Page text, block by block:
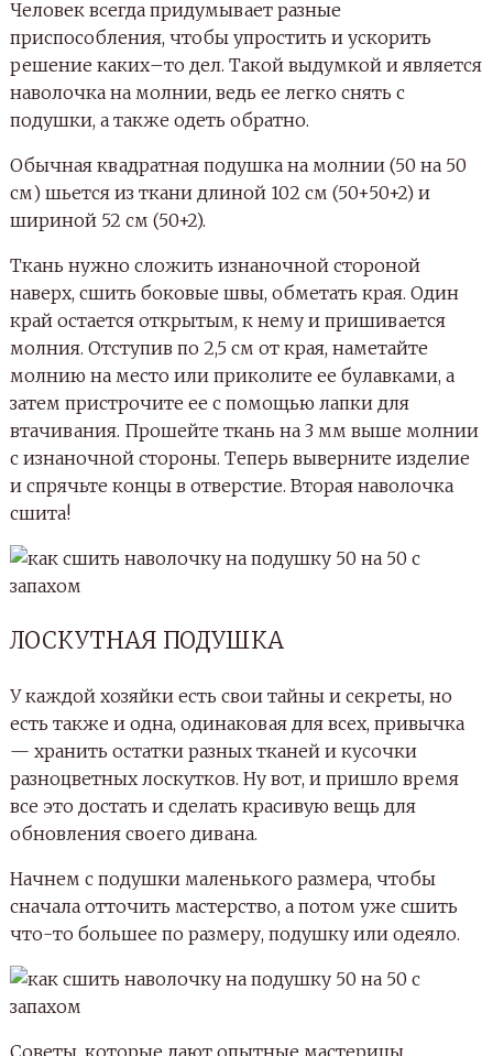
Человек всегда придумывает разные
приспособления, чтобы упростить и ускорить
решение каких–то дел. Такой выдумкой и является
наволочка на молнии, ведь ее легко снять с
подушки, а также одеть обратно.
Обычная квадратная подушка на молнии (50 на 50
см) шьется из ткани длиной 102 см (50+50+2) и
шириной 52 см (50+2).
Ткань нужно сложить изнаночной стороной
наверх, сшить боковые швы, обметать края. Один
край остается открытым, к нему и пришивается
молния. Отступив по 2,5 см от края, наметайте
молнию на место или приколите ее булавками, а
затем пристрочите ее с помощью лапки для
втачивания. Прошейте ткань на 3 мм выше молнии
с изнаночной стороны. Теперь выверните изделие
и спрячьте концы в отверстие. Вторая наволочка
сшита!
ЛОСКУТНАЯ ПОДУШКА
У каждой хозяйки есть свои тайны и секреты, но
есть также и одна, одинаковая для всех, привычка
— хранить остатки разных тканей и кусочки
разноцветных лоскутков. Ну вот, и пришло время
все это достать и сделать красивую вещь для
обновления своего дивана.
Начнем с подушки маленького размера, чтобы
сначала отточить мастерство, а потом уже сшить
что-то большее по размеру, подушку или одеяло.
Советы, которые дают опытные мастерицы,